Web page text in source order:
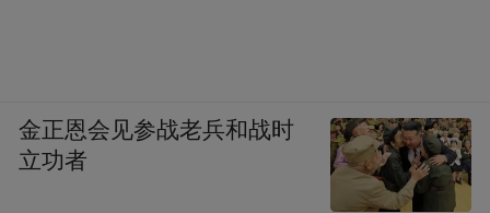
金正恩会见参战老兵和战时
立功者